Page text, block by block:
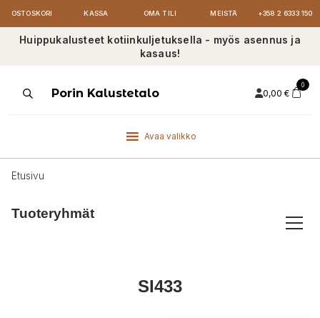
OSTOSKORI KASSA OMA TILI MEISTÄ +358 2 6333 150
Huippukalusteet kotiinkuljetuksella - myös asennus ja
kasaus!
ProductsPorin Kalustetalo 0,00 €
0
Avaa valikko
Etusivu
Tuoteryhmät
SI433